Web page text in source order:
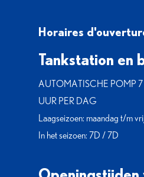
Horaires
Tankstation en
AUTOMATISCHE POMP
UUR PER DAG
Laagseizoen: maandag t/m
In het seizoen: 7D / 7D